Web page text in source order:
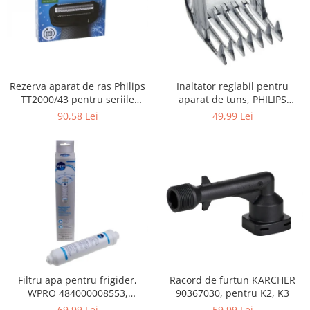
Gaming, Carti & Birotica
Birotica & Papetarie
Accesorii aparate de ras electrice
Accesorii aparate hair styling
Aparate & Accesorii ingrijire
personala
Aparate cosmetice
Articole Sanatate si Wellness
Consumabile sanitare
Cosmetice si produse ingrijire
personala
Igiena dentara
Jucarii, Copii & Bebe
Camera copilului
Hrana bebelusi
Rezerva aparat de ras Philips
TT2000/43 pentru seriile
Bodygroom 3000/5000/7000 si
90,58 Lei
Inaltator reglabil pentru
aparat de tuns, PHILIPS
422203633281, 3-15 mm,
49,99 Lei
Filtru apa pentru frigider,
WPRO 484000008553,
compatibil cu Samsung, AEG,
Racord de furtun KARCHER
90367030, pentru K2, K3